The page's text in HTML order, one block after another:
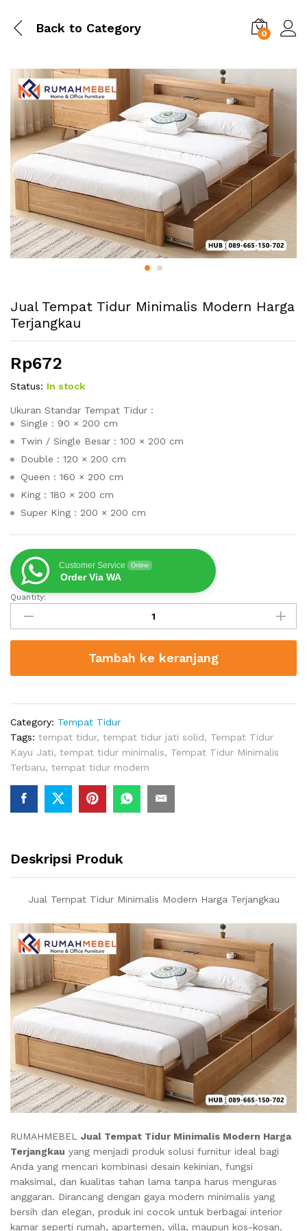
Back to Category 0
Jual Tempat Tidur Minimalis Modern Harga
Terjangkau
Rp672
Status: In stock
Ukuran Standar Tempat Tidur :
Single : 90 × 200 cm
Twin / Single Besar : 100 × 200 cm
Double : 120 × 200 cm
Queen : 160 × 200 cm
King : 180 × 200 cm
Super King : 200 × 200 cm
Customer Service Online
Order Via WA
Jual
Tempat
Tidur
Minimalis
Harga
quantity
Quantity:
Tambah ke keranjang
Category: Tempat Tidur
Tags: tempat tidur, tempat tidur jati solid, Tempat Tidur
Kayu Jati, tempat tidur minimalis, Tempat Tidur Minimalis
Terbaru, tempat tidur modern
Deskripsi Produk
Jual Tempat Tidur Minimalis Modern Harga Terjangkau
RUMAHMEBEL Jual Tempat Tidur Minimalis Modern Harga
Terjangkau yang menjadi produk solusi furnitur ideal bagi
Anda yang mencari kombinasi desain kekinian, fungsi
maksimal, dan kualitas tahan lama tanpa harus menguras
anggaran. Dirancang dengan gaya modern minimalis yang
bersih dan elegan, produk ini cocok untuk berbagai interior
kamar seperti rumah, apartemen, villa, maupun kos-kosan.